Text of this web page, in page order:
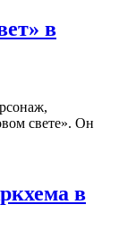
в
свете». Он
в